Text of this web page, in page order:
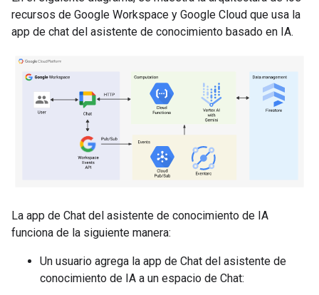
recursos de Google Workspace y Google Cloud que usa la
app de chat del asistente de conocimiento basado en IA.
La app de Chat del asistente de conocimiento de IA
funciona de la siguiente manera:
Un usuario agrega la app de Chat del asistente de
conocimiento de IA a un espacio de Chat: